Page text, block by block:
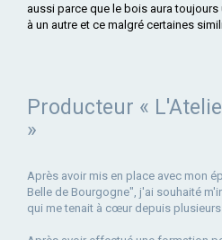
aussi parce que le bois aura
à un autre et ce malgré certaines
Producteur «
»
Après avoir mis en place avec mon
Belle de Bourgogne", j'ai souhaité
qui me tenait à cœur depuis